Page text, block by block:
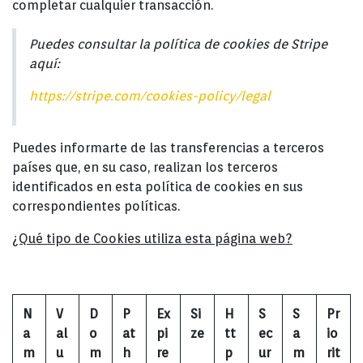
completar cualquier transacción.
Puedes consultar la política de cookies de Stripe
aquí:
https://stripe.com/cookies-policy/legal
Puedes informarte de las transferencias a terceros
países que, en su caso, realizan los terceros
identificados en esta política de cookies en sus
correspondientes políticas.
¿Qué tipo de Cookies utiliza esta página web?
N
a
m
V
al
u
D
o
m
P
at
h
Ex
pi
re
Si
ze
H
tt
p
S
ec
ur
S
a
m
Pr
io
rit